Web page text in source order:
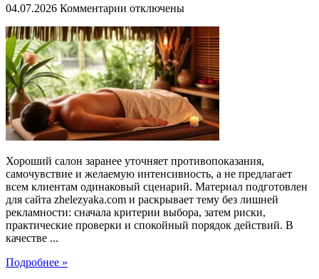
04.07.2026 Комментарии к
Стоимость
тайского
массажа:
из
чего
складывается
цена
процедуры:
Сколько
тайский
массаж
спб
отключены
Хороший салон заранее уточняет противопоказания,
самочувствие и желаемую интенсивность, а не предлагает
всем клиентам одинаковый сценарий. Материал подготовлен
для сайта zhelezyaka.com и раскрывает тему без лишней
рекламности: сначала критерии выбора, затем риски,
практические проверки и спокойный порядок действий. В
качестве ...
Подробнее »